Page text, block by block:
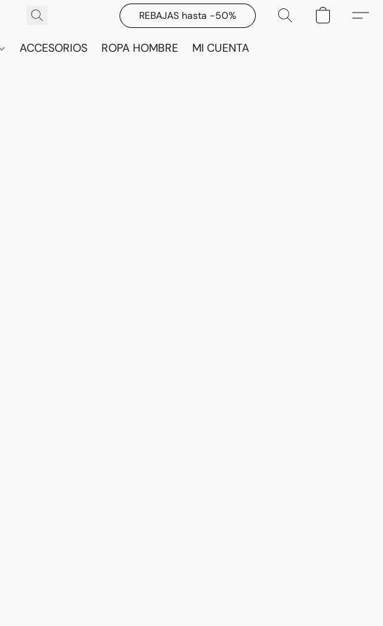
REBAJAS hasta -50%
ACCESORIOS ROPA HOMBRE MI CUENTA